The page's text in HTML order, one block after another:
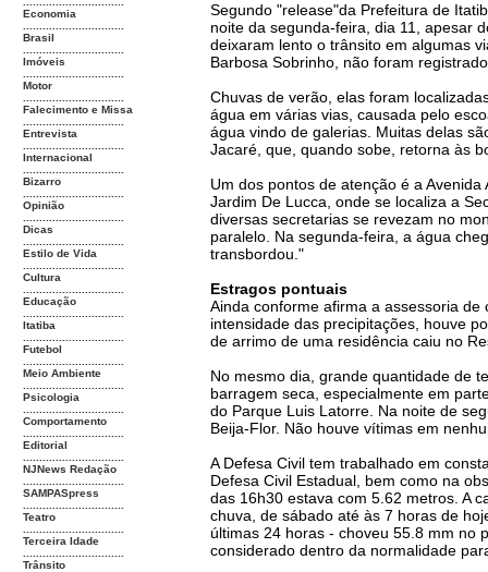
Economia
Brasil
Imóveis
Motor
Falecimento e Missa
Entrevista
Internacional
Bizarro
Opinião
Dicas
Estilo de Vida
Cultura
Educação
Itatiba
Futebol
Meio Ambiente
Psicologia
Comportamento
Editorial
NJNews Redação
SAMPASpress
Teatro
Terceira Idade
Trânsito
Segundo "release"da Prefeitura de
noite da segunda-feira, dia 11, apesar
deixaram lento o trânsito em algumas
Barbosa Sobrinho, não foram
Chuvas de verão, elas foram
água em várias vias, causada pelo
água vindo de galerias. Muitas delas
Jacaré, que, quando sobe, retorna às
Um dos pontos de atenção é a
Jardim De Lucca, onde se localiza a
diversas secretarias se revezam no
paralelo. Na segunda-feira, a água
transbordou."
Estragos pontuais
Ainda conforme afirma a assessoria
intensidade das precipitações, houve
de arrimo de uma residência caiu no
No mesmo dia, grande quantidade de
barragem seca, especialmente em
do Parque Luis Latorre. Na noite de
Beija-Flor. Não houve vítimas em
A Defesa Civil tem trabalhado em
Defesa Civil Estadual, bem como na
das 16h30 estava com 5.62 metros. A
chuva, de sábado até às 7 horas de
últimas 24 horas - choveu 55.8 mm no
considerado dentro da normalidade